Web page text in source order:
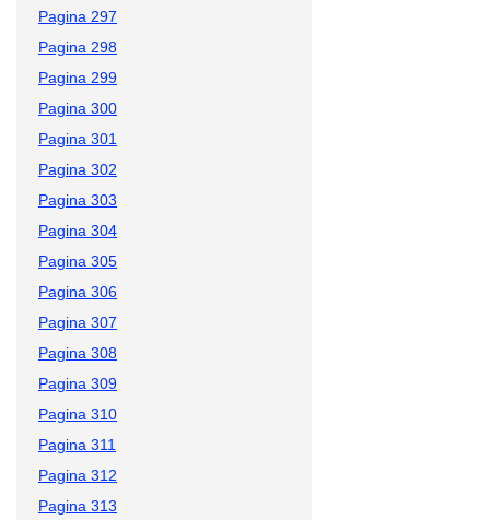
Pagina 297
Pagina 298
Pagina 299
Pagina 300
Pagina 301
Pagina 302
Pagina 303
Pagina 304
Pagina 305
Pagina 306
Pagina 307
Pagina 308
Pagina 309
Pagina 310
Pagina 311
Pagina 312
Pagina 313